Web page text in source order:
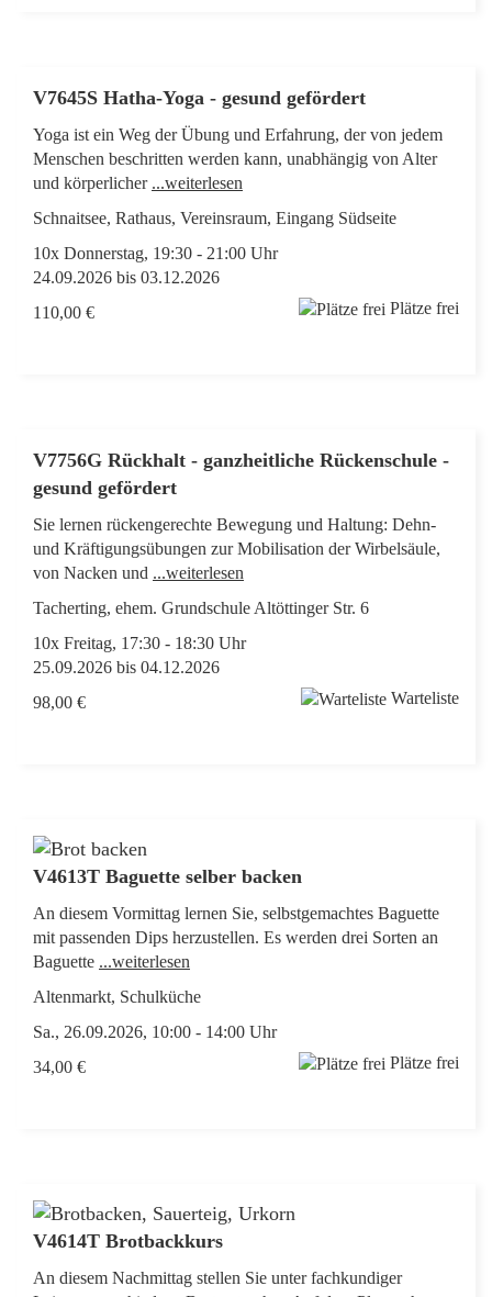
V7645S Hatha-Yoga - gesund gefördert
Yoga ist ein Weg der Übung und Erfahrung, der von jedem
Menschen beschritten werden kann, unabhängig von Alter
und körperlicher ...weiterlesen
Schnaitsee, Rathaus, Vereinsraum, Eingang Südseite
10x Donnerstag, 19:30 - 21:00 Uhr
24.09.2026 bis 03.12.2026
110,00 €
Plätze frei
V7756G Rückhalt - ganzheitliche Rückenschule -
gesund gefördert
Sie lernen rückengerechte Bewegung und Haltung: Dehn-
und Kräftigungsübungen zur Mobilisation der Wirbelsäule,
von Nacken und ...weiterlesen
Tacherting, ehem. Grundschule Altöttinger Str. 6
10x Freitag, 17:30 - 18:30 Uhr
25.09.2026 bis 04.12.2026
98,00 €
Warteliste
V4613T Baguette selber backen
An diesem Vormittag lernen Sie, selbstgemachtes Baguette
mit passenden Dips herzustellen. Es werden drei Sorten an
Baguette ...weiterlesen
Altenmarkt, Schulküche
Sa., 26.09.2026, 10:00 - 14:00 Uhr
34,00 €
Plätze frei
V4614T Brotbackkurs
An diesem Nachmittag stellen Sie unter fachkundiger